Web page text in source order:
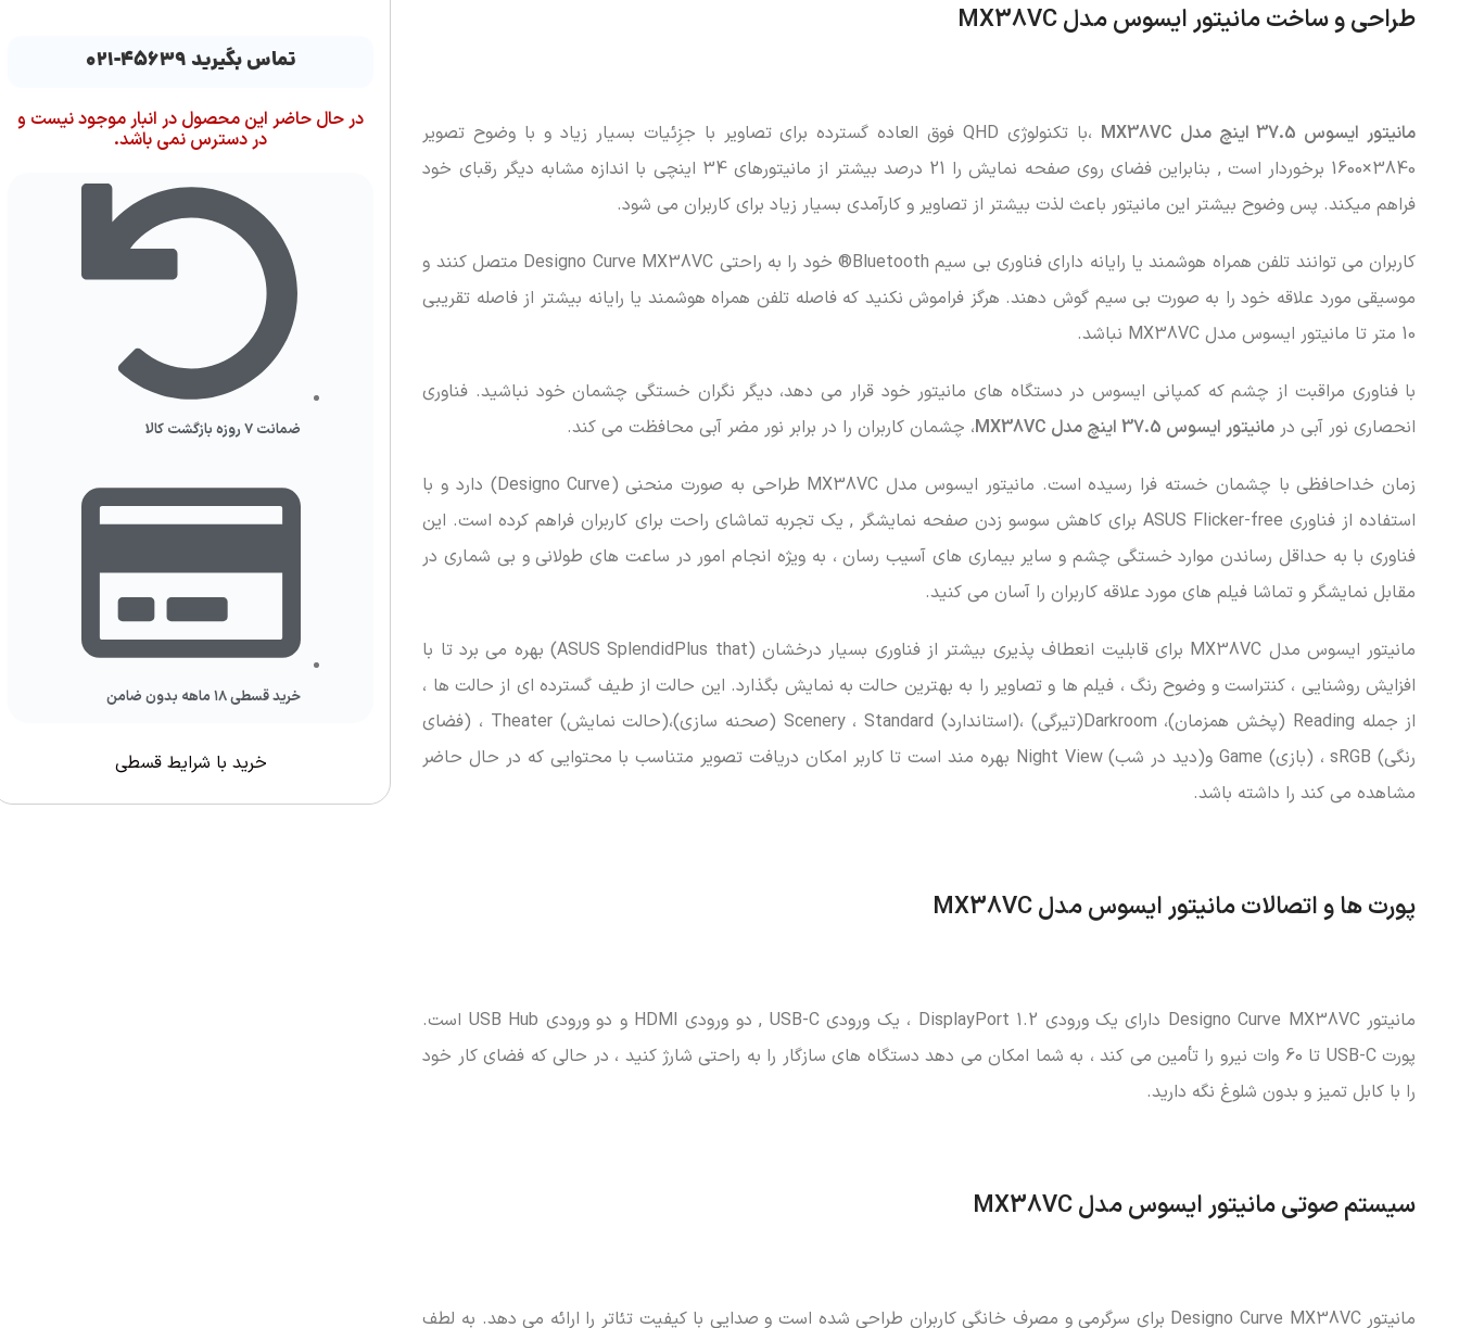
طراحی و ساخت مانیتور ایسوس مدل MX38VC
مانیتور ایسوس 37.5 اینچ مدل MX38VC
،با تکنولوژی QHD فوق العاده گسترده برای تصاویر با جزِئیات بسیار زیاد و با وضوح تصویر
3840×1600 برخوردار است , بنابراین فضای روی صفحه نمایش را 21 درصد بیشتر از مانیتورهای 34 اینچی با اندازه مشابه دیگر رقبای خود
فراهم میکند. پس وضوح بیشتر این مانیتور باعث لذت بیشتر از تصاویر و کارآمدی بسیار زیاد برای کاربران می شود.
کاربران می توانند تلفن همراه هوشمند یا رایانه دارای فناوری بی سیم Bluetooth® خود را به راحتی Designo Curve MX38VC متصل کنند و
موسیقی مورد علاقه خود را به صورت بی سیم گوش دهند. هرگز فراموش نکنید که فاصله تلفن همراه هوشمند یا رایانه بیشتر از فاصله تقریبی
10 متر تا مانیتور ایسوس مدل MX38VC نباشد.
با فناوری مراقبت از چشم که کمپانی ایسوس در دستگاه های مانیتور خود قرار می دهد، دیگر نگران خستگی چشمان خود نباشید. فناوری
انحصاری نور آبی در مانیتور ایسوس 37.5 اینچ مدل MX38VC ، چشمان کاربران را در برابر نور مضر آبی محافظت می کند.
زمان خداحافظی با چشمان خسته فرا رسیده است. مانیتور ایسوس مدل MX38VC طراحی به صورت منحنی (Designo Curve) دارد و با
استفاده از فناوری ASUS Flicker-free برای کاهش سوسو زدن صفحه نمایشگر , یک تجربه تماشای راحت برای کاربران فراهم کرده است. این
فناوری با به حداقل رساندن موارد خستگی چشم و سایر بیماری های آسیب رسان ، به ویژه انجام امور در ساعت های طولانی و بی شماری در
مقابل نمایشگر و تماشا فیلم های مورد علاقه کاربران را آسان می کنید.
مانیتور ایسوس مدل MX38VC برای قابلیت انعطاف پذیری بیشتر از فناوری بسیار درخشان (ASUS SplendidPlus that) بهره می برد تا با
افزایش روشنایی ، کنتراست و وضوح رنگ ، فیلم ها و تصاویر را به بهترین حالت به نمایش بگذارد. این حالت از طیف گسترده ای از حالت ها ،
از جمله Reading (پخش همزمان)، Darkroom(تیرگی) ،(استاندارد) Scenery ، Standard (صحنه سازی)،(حالت نمایش) Theater ، (فضای
رنگی) sRGB ، (بازی) Game و(دید در شب) Night View بهره مند است تا کاربر امکان دریافت تصویر متناسب با محتوایی که در حال حاضر
مشاهده می کند را داشته باشد.
پورت ها و اتصالات مانیتور ایسوس مدل MX38VC
مانیتور Designo Curve MX38VC دارای یک ورودی DisplayPort 1.2 ، یک ورودی USB-C , دو ورودی HDMI و دو ورودی USB Hub است.
پورت USB-C تا 60 وات نیرو را تأمین می کند ، به شما امکان می دهد دستگاه های سازگار را به راحتی شارژ کنید ، در حالی که فضای کار خود
را با کابل تمیز و بدون شلوغ نگه دارید.
سیستم صوتی مانیتور ایسوس مدل MX38VC
مانیتور Designo Curve MX38VC برای سرگرمی و مصرف خانگی کاربران طراحی شده است و صدایی با کیفیت تئاتر را ارائه می دهد. به لطف
تماس بگیرید ۴۵۶۳۹-۰۲۱
در حال حاضر این محصول در انبار موجود نیست و
در دسترس نمی باشد.
ضمانت ۷ روزه بازگشت کالا
خرید قسطی ۱۸ ماهه بدون ضامن
خرید با شرایط قسطی